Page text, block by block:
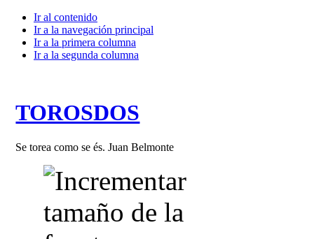
Ir al contenido
Ir a la navegación principal
Ir a la primera columna
Ir a la segunda columna
TOROSDOS
Se torea como se és. Juan Belmonte